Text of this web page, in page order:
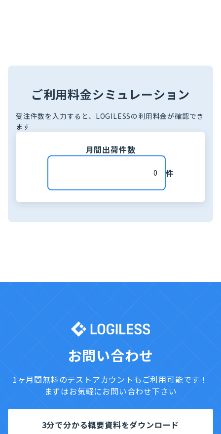
ご利用料金シミュレーション
受注件数を入力すると、LOGILESSの利用料金が確認でき
ます
月間出荷件数
件
単価 数量
料金
お問い合わせ
1ヶ月間無料のテストアカウントもご利用可能です！
まずはお気軽にお問い合わせ下さい
3分で分かる概要資料をダウンロード